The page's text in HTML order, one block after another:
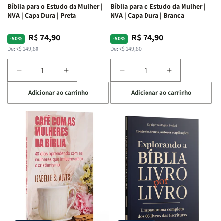
Bíblia para o Estudo da Mulher |
NVA | Capa Dura | Preta
-50%
Preço
normal
De:R$ 149,80
Preço
promocional
R$ 74,90
Diminuir
a
quantidade
de
Bíblia
para
Estudo
da
Mulher
NVA
Capa
Aumentar
a
quantidade
de
Bíblia
para
o
Estudo
da
Mulher
|
NVA
|
Capa
Adicionar ao carrinho
Bíblia para o Estudo da Mulher |
NVA | Capa Dura | Branca
-50%
Preço
normal
De:R$ 149,80
Preço
promocional
R$ 74,90
Diminuir
a
quantidade
de
Bíblia
o
Estudo
da
Mulher
NVA
Capa
Aumentar
a
quantidade
de
Bíblia
para
o
Estudo
Mulher
|
NVA
|
Capa
Adicionar ao carrinho